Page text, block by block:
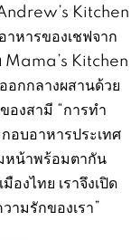
Kitchen
หารของเชฟจาก
Mama’s Kitchen
อกกลางผสานด้วย
งสามี “การทำ
อบอาหารประเทศ
หน้าพร้อมตากัน
งไทย เราจึงเปิด
ามรักของเรา”